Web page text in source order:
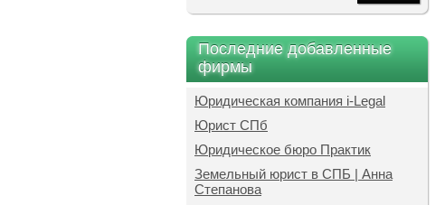
Последние добавленные
фирмы
Юридическая компания i-Legal
Юрист СПб
Юридическое бюро Практик
Земельный юрист в СПБ | Анна
Степанова